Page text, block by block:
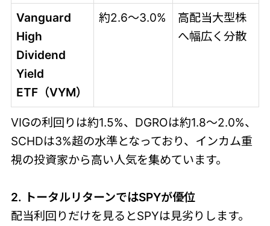
Vanguard
High
Dividend
Yield
ETF（VYM）
約2.6～3.0%
高配当大型株
へ幅広く分散
VIGの利回りは約1.5%、DGROは約1.8～2.0%、
SCHDは3%超の水準となっており、インカム重
視の投資家から高い人気を集めています。
2. トータルリターンではSPYが優位
配当利回りだけを見るとSPYは見劣りします。